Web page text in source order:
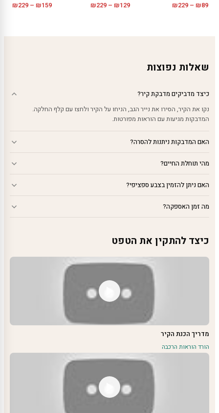
₪89
–
₪229
₪129
–
₪229
₪159
–
₪229
שאלות נפוצות
כיצד מדביקים מדבקת קיר?
נקו את הקיר, הסירו את נייר הגב, הניחו על הקיר ולחצו עם קלף החלקה.
המדבקות מגיעות עם הוראות מפורטות.
האם המדבקות ניתנות להסרה?
מהי תוחלת החיים?
האם ניתן להזמין בצבע ספציפי?
מה זמן האספקה?
כיצד להתקין את הטפט
מדריך הכנת הקיר
הורד הוראות הרכבה